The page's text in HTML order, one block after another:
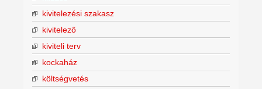
kivitelezési szakasz
kivitelező
kiviteli terv
kockaház
költségvetés